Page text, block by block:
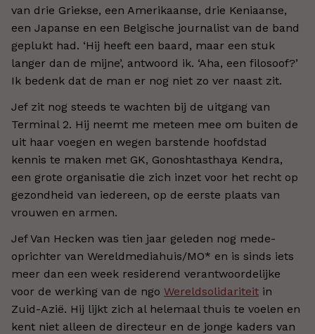
van drie Griekse, een Amerikaanse, drie Keniaanse,
een Japanse en een Belgische journalist van de band
geplukt had. ‘Hij heeft een baard, maar een stuk
langer dan de mijne’, antwoord ik. ‘Aha, een filosoof?’
Ik bedenk dat de man er nog niet zo ver naast zit.
Jef zit nog steeds te wachten bij de uitgang van
Terminal 2. Hij neemt me meteen mee om buiten de
uit haar voegen en wegen barstende hoofdstad
kennis te maken met GK, Gonoshtasthaya Kendra,
een grote organisatie die zich inzet voor het recht op
gezondheid van iedereen, op de eerste plaats van
vrouwen en armen.
Jef Van Hecken was tien jaar geleden nog mede-
oprichter van Wereldmediahuis/MO* en is sinds iets
meer dan een week residerend verantwoordelijke
voor de werking van de ngo Wereldsolidariteit in
Zuid-Azië. Hij lijkt zich al helemaal thuis te voelen en
kent niet alleen de directeur en de jonge kaders van